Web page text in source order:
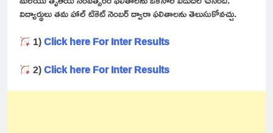
విద్యార్థులు తమ హాల్ టికెట్ నెంబర్ ద్వారా ఫలితాలను తెలుసుకోవచ్చు.
1)Click here For Inter Results
2)Click here For Inter Results